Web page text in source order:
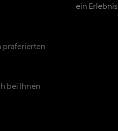
präferierten
bei Ihnen
ein Erlebnis.